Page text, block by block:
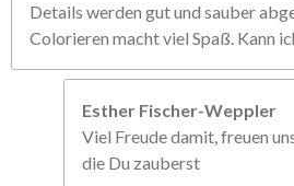
Details werden gut und sauber
Colorieren macht viel Spaß. Kann
Esther Fischer-Weppler
Viel Freude damit, freuen
die Du zauberst